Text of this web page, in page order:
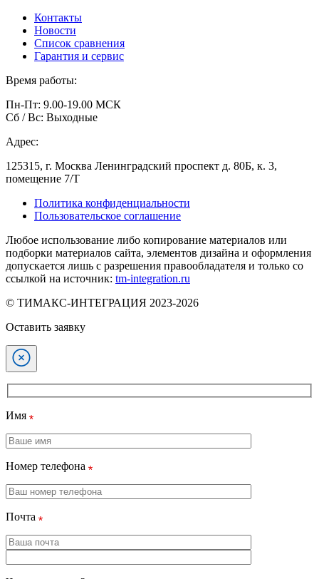
Контакты
Новости
Список сравнения
Гарантия и сервис
Время работы:
Пн-Пт: 9.00-19.00 МСК
Сб / Вс: Выходные
Адрес:
125315, г. Москва Ленинградский проспект д. 80Б, к. 3,
помещение 7/Т
Политика конфиденциальности
Пользовательское соглашение
Любое использование либо копирование материалов или
подборки материалов сайта, элементов дизайна и оформления
допускается лишь с разрешения правообладателя и только со
ссылкой на источник: tm-integration.ru
© ТИМАКС-ИНТЕГРАЦИЯ 2023-2026
Оставить заявку
Имя
Номер телефона
Почта